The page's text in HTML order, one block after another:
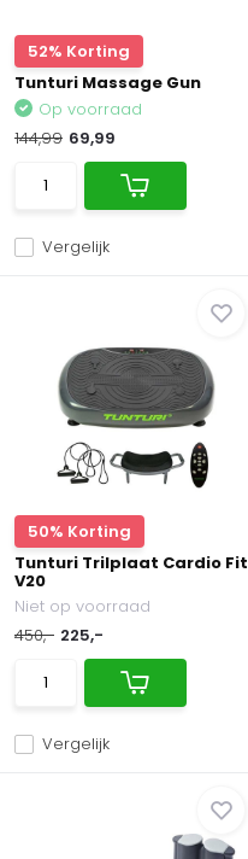
52% Korting
Tunturi Massage Gun
Vergelijk
Op voorraad
144,99 69,99
50% Korting
Tunturi Trilplaat Cardio Fit
V20
Vergelijk
Niet op voorraad
450,- 225,-